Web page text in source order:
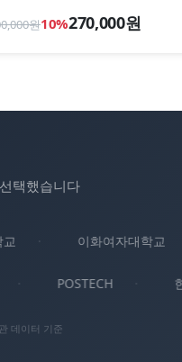
원10%270,000원
택했습니다
이화여자대학교
POSTECH
데이터 기준